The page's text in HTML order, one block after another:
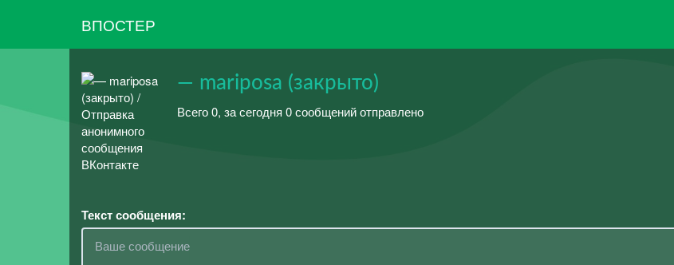
ВПОСТЕР
— mariposa (закрыто)
Всего 0, за сегодня 0 сообщений отправлено
Текст сообщения: